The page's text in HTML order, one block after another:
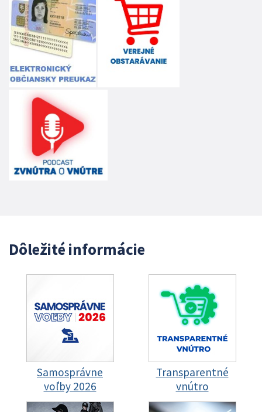
Dôležité informácie
Samosprávne
voľby 2026
Transparentné
vnútro